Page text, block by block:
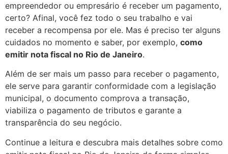
empreendedor ou empresário é receber um pagamento,
certo? Afinal, você fez todo o seu trabalho e vai
receber a recompensa por ele. Mas é preciso ter alguns
cuidados no momento e saber, por exemplo, como
emitir nota fiscal no Rio de Janeiro.
Além de ser mais um passo para receber o pagamento,
ele serve para garantir conformidade com a legislação
municipal, o documento comprova a transação,
viabiliza o pagamento de tributos e garante a
transparência do seu negócio.
Continue a leitura e descubra mais detalhes sobre como